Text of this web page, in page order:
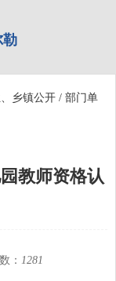
勒
乡镇公开 / 部门单
教师资格认
： 1281